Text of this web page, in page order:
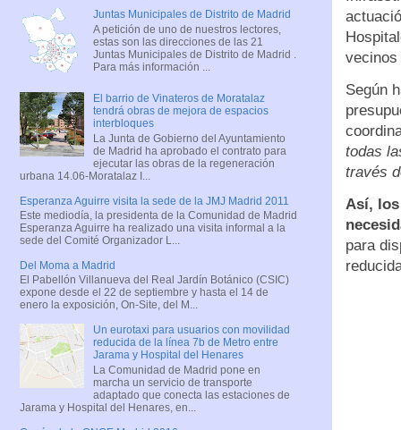
vecinos
Según
todas
través
Así,
para
Juntas Municipales de Distrito de Madrid
A petición de uno de nuestros lectores,
estas son las direcciones de las 21
Juntas Municipales de Distrito de Madrid .
Para más información ...
El barrio de Vinateros de Moratalaz
tendrá obras de mejora de espacios
interbloques
La Junta de Gobierno del Ayuntamiento
de Madrid ha aprobado el contrato para
ejecutar las obras de la regeneración
urbana 14.06-Moratalaz I...
Esperanza Aguirre visita la sede de la JMJ Madrid 2011
Este mediodía, la presidenta de la Comunidad de Madrid
Esperanza Aguirre ha realizado una visita informal a la
sede del Comité Organizador L...
Del Moma a Madrid
El Pabellón Villanueva del Real Jardín Botánico (CSIC)
expone desde el 22 de septiembre y hasta el 14 de
enero la exposición, On-Site, del M...
Un eurotaxi para usuarios con movilidad
reducida de la línea 7b de Metro entre
Jarama y Hospital del Henares
La Comunidad de Madrid pone en
marcha un servicio de transporte
adaptado que conecta las estaciones de
Jarama y Hospital del Henares, en...